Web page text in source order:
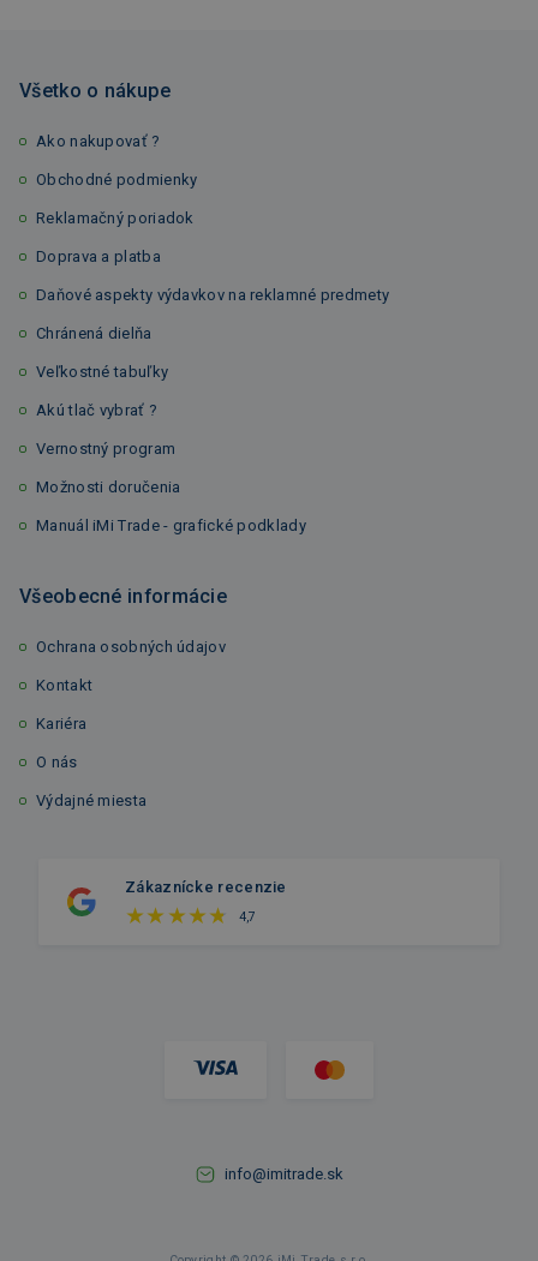
Všetko o nákupe
Ako nakupovať ?
Obchodné podmienky
Reklamačný poriadok
Doprava a platba
Daňové aspekty výdavkov na reklamné predmety
Chránená dielňa
Veľkostné tabuľky
Akú tlač vybrať ?
Vernostný program
Možnosti doručenia
Manuál iMi Trade - grafické podklady
Všeobecné informácie
Ochrana osobných údajov
Kontakt
Kariéra
O nás
Výdajné miesta
Zákaznícke recenzie
4,7
info@imitrade.sk